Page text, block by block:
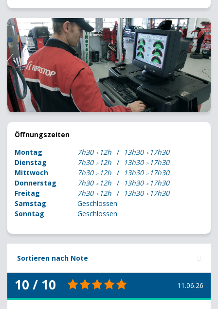
Öffnungszeiten
Montag
7h30 12h 13h30
17h30
Dienstag
7h30 12h 13h30
17h30
Mittwoch
7h30 12h 13h30
17h30
Donnerstag
7h30 12h 13h30
17h30
Freitag
7h30 12h 13h30
17h30
Samstag
Geschlossen
Sonntag
Geschlossen
Sortieren nach Note
10 / 10 11.06.26